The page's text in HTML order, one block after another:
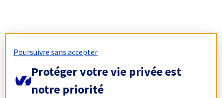
Poursuivre sans accepter
Protéger votre vie privée est
notre priorité